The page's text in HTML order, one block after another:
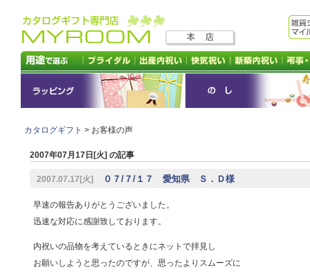
カタログギフト > お客様の声
2007年07月17日[火] の記事
2007.07.17[火] ０７/７/１７ 愛知県 Ｓ．Ｄ様
早速の報告ありがとうございました。
迅速な対応に感謝致しております。
内祝いの品物を考えているときにネットで拝見し
お願いしようと思ったのですが、思ったよりスムーズに